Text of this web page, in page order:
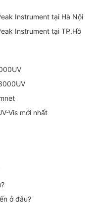
Instrument tại Hà Nội
Instrument tại TP.Hồ
Vis mới nhất
ở đâu?